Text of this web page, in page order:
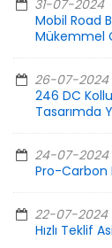
31-07-2024
Mobil Road
Mükemmel
26-07-2024
246 DC
Tasarımda
24-07-2024
Pro-Carbon
22-07-2024
Hızlı Teklif